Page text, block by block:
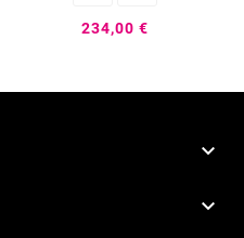
234,00 €

